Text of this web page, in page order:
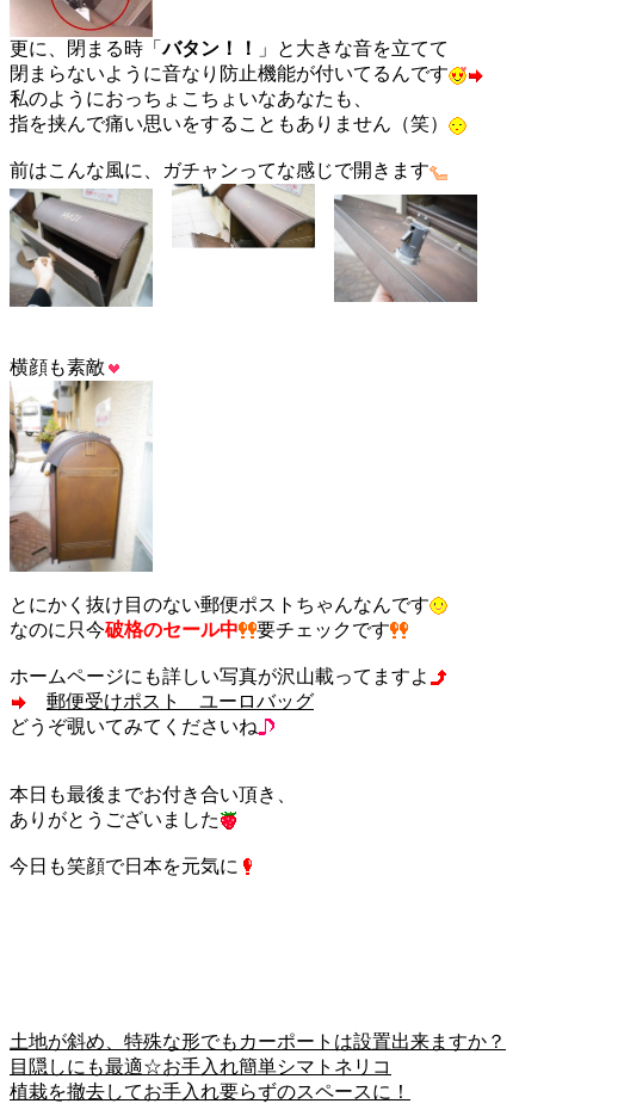
更に、閉まる時「バタン！！
」と大きな音を立てて
閉まらないように音なり防止機能が付いてるんです
私のようにおっちょこちょいなあなたも、
指を挟んで痛い思いをすることもありません（笑）
前はこんな風に、ガチャンってな感じで開きます
横顔も素敵
とにかく抜け目のない郵便ポストちゃんなんです
なのに只今破格のセール中 要チェックです
ホームページにも詳しい写真が沢山載ってますよ
郵便受けポスト ユーロバッグ
どうぞ覗いてみてくださいね
本日も最後までお付き合い頂き、
ありがとうございました
今日も笑顔で日本を元気に
土地が斜め、特殊な形でもカーポートは設置出来ますか？
目隠しにも最適☆お手入れ簡単シマトネリコ
植栽を撤去してお手入れ要らずのスペースに！